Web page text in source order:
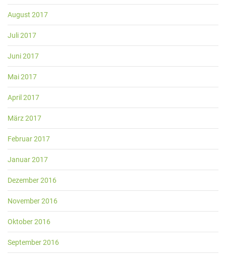
August 2017
Juli 2017
Juni 2017
Mai 2017
April 2017
März 2017
Februar 2017
Januar 2017
Dezember 2016
November 2016
Oktober 2016
September 2016